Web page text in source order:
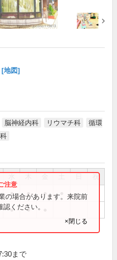
[地図]
脳神経内科 リウマチ科
循環
祝
● ● ●
● ●
の場合があります。来院前
ください。
×閉じる
まで